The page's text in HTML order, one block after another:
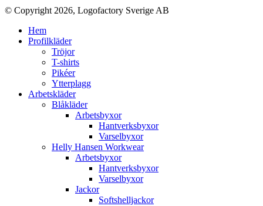
© Copyright 2026, Logofactory Sverige AB
Hem
Profilkläder
Tröjor
T-shirts
Pikéer
Ytterplagg
Arbetskläder
Blåkläder
Arbetsbyxor
Hantverksbyxor
Varselbyxor
Helly Hansen Workwear
Arbetsbyxor
Hantverksbyxor
Varselbyxor
Jackor
Softshelljackor